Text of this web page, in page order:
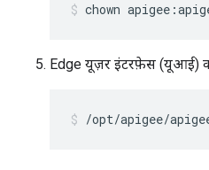
chown
Edge यूज़र इंटरफ़ेस (यूआई) को
/opt/apigee/